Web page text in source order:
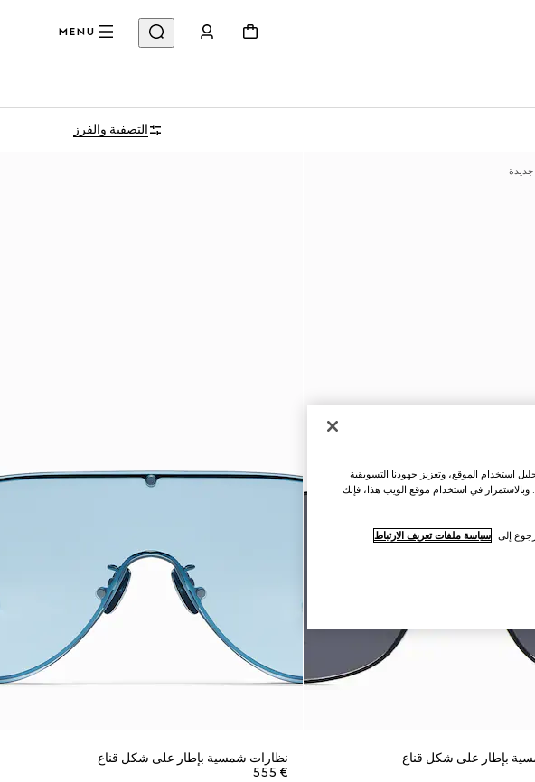
MENU
التصفية والفرز
بإطار على شكل قناع
نظارات شمسية بإطار على شكل قناع
€ 555
استخدام الموقع، وتعزيز جهودنا التسويقية
في استخدام موقع الويب هذا، فإنك
إلى سياسة ملفات تعريف الارتباط